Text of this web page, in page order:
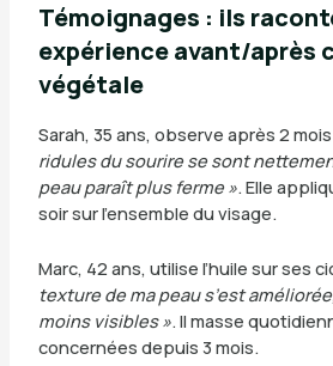
Témoignages : ils
expérience avant/après
végétale
Sarah, 35 ans, observe après 2
ridules du sourire se sont
peau paraît plus ferme ». Elle
soir sur l’ensemble du visage.
Marc, 42 ans, utilise l’huile sur ses
texture de ma peau s’est
moins visibles ». Il masse
concernées depuis 3 mois.